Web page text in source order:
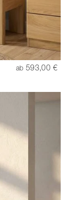
ab 593,00 €